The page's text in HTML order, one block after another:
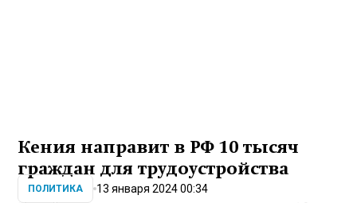
Кения направит в РФ 10 тысяч
граждан для трудоустройства
ПОЛИТИКА 13 января 2024 00:34